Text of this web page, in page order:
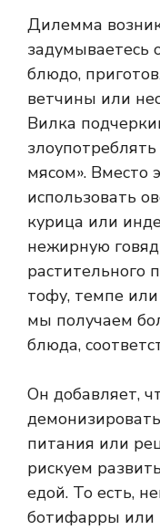
Дилемма
задумываетесь
блюдо,
ветчины или
Вилка
мясом». Вместо
использовать
курица или
нежирную
растительного
тофу, темпе
мы получаем
блюда,
Он добавляет,
питания или
рискуем
едой. То есть,
ботифарры или